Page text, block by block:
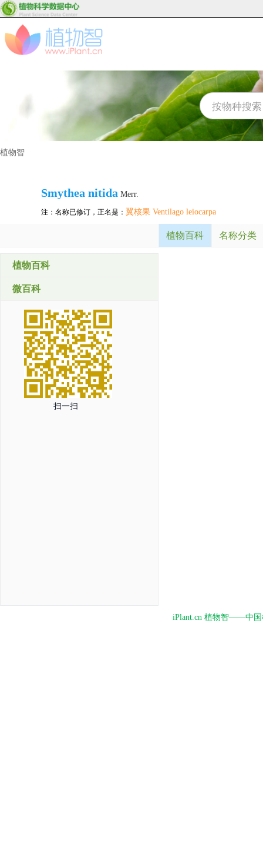
植物智
Smythea nitida Merr.
注：名称已修订，正名是： 翼核果 Ventilago leiocarpa
植物百科 名称分类
植物百科
微百科
扫一扫
iPlant.cn 植物智——中国